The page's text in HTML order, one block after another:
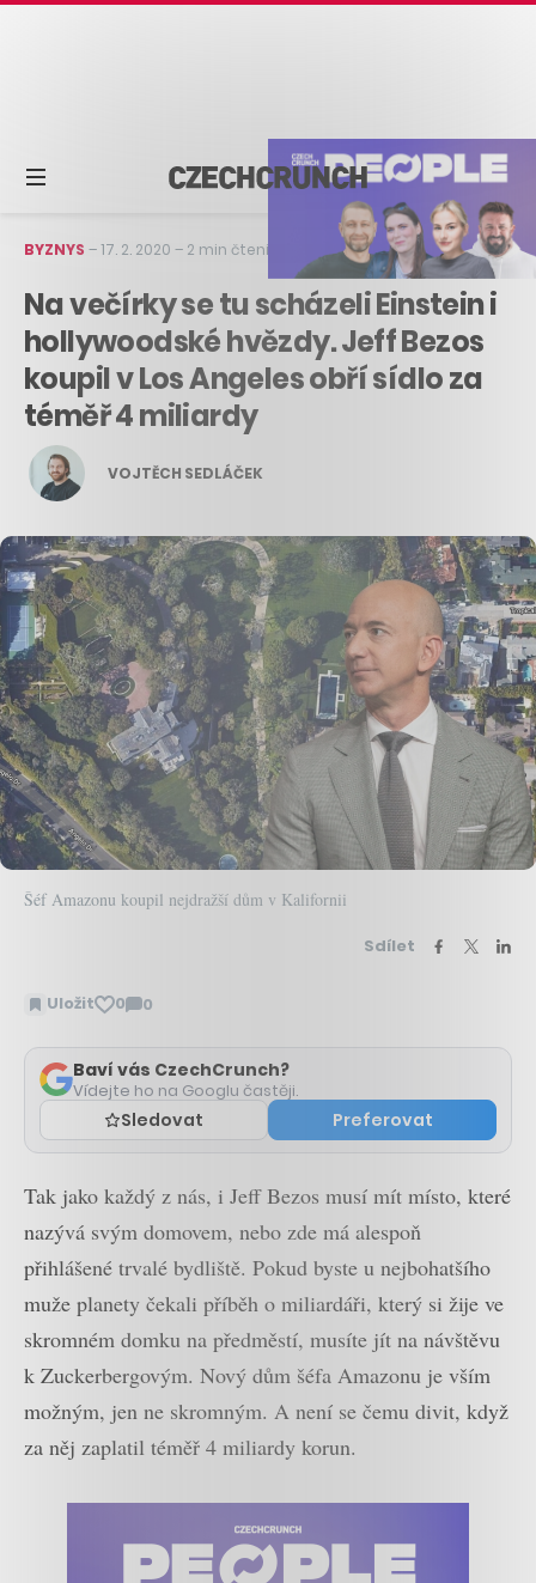
BYZNYS –17. 2. 2020 – 2 min čtení
Na večírky se tu scházeli Einstein i
hollywoodské hvězdy. Jeff Bezos
koupil v Los Angeles obří sídlo za
téměř 4 miliardy
VOJTĚCH SEDLÁČEK
Šéf Amazonu koupil nejdražší dům v Kalifornii
Sdílet
Uložit 0 0
Zobrazit
Baví vás CzechCrunch?
Vídejte ho na Googlu častěji.
Sledovat Preferovat
Tak jako každý z nás, i Jeff Bezos musí mít místo, které
nazývá svým domovem, nebo zde má alespoň
přihlášené trvalé bydliště. Pokud byste u nejbohatšího
muže planety čekali příběh o miliardáři, který si žije ve
skromném domku na předměstí, musíte jít na návštěvu
k Zuckerbergovým. Nový dům šéfa Amazonu je vším
možným, jen ne skromným. A není se čemu divit, když
za něj zaplatil téměř 4 miliardy korun.